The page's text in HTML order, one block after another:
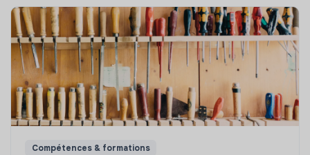
Compétences & formations